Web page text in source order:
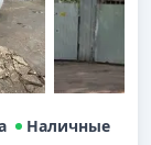
Наличные